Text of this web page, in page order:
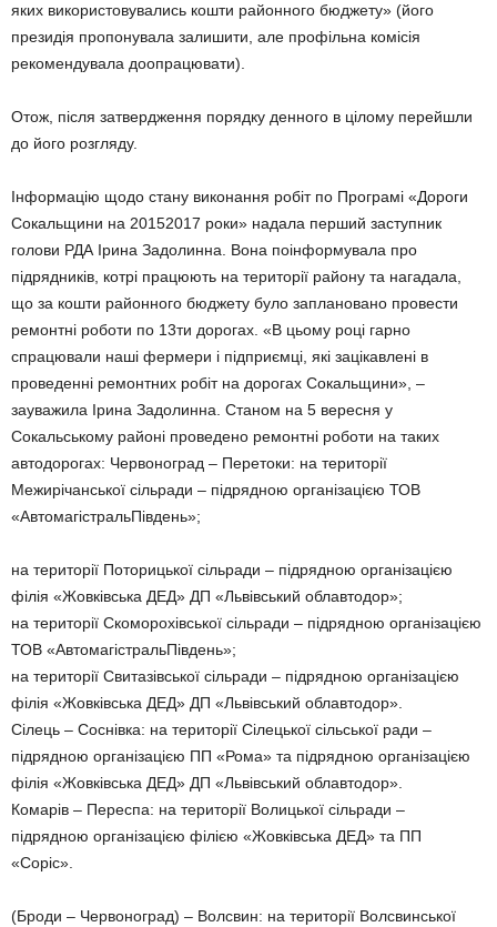
яких використовувались кошти районного бюджету» (його
президія пропонувала залишити, але профільна комісія
рекомендувала доопрацювати).
Отож, після затвердження порядку денного в цілому перейшли
до його розгляду.
Інформацію щодо стану виконання робіт по Програмі «Дороги
Сокальщини на 20152017 роки» надала перший заступник
голови РДА Ірина Задолинна. Вона поінформувала про
підрядників, котрі працюють на території району та нагадала,
що за кошти районного бюджету було заплановано провести
ремонтні роботи по 13ти дорогах. «В цьому році гарно
спрацювали наші фермери і підприємці, які зацікавлені в
проведенні ремонтних робіт на дорогах Сокальщини», –
зауважила Ірина Задолинна. Cтаном на 5 вересня у
Сокальському районі проведено ремонтні роботи на таких
автодорогах: Червоноград – Перетоки: на території
Межирічанської сільради – підрядною організацією ТОВ
«АвтомагістральПівдень»;
на території Поторицької сільради – підрядною організацією
філія «Жовківська ДЕД» ДП «Львівський облавтодор»;
на території Скоморохівської сільради – підрядною організацією
ТОВ «АвтомагістральПівдень»;
на території Свитазівської сільради – підрядною організацією
філія «Жовківська ДЕД» ДП «Львівський облавтодор».
Сілець – Соснівка: на території Сілецької сільської ради –
підрядною організацією ПП «Рома» та підрядною організацією
філія «Жовківська ДЕД» ДП «Львівський облавтодор».
Комарів – Переспа: на території Волицької сільради –
підрядною організацією філією «Жовківська ДЕД» та ПП
«Соріс».
(Броди – Червоноград) – Волсвин: на території Волсвинської